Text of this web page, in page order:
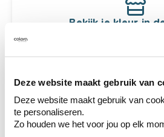
Deze website maakt gebruik van
Deze website maakt gebruik van
te personaliseren.
Zo houden we het voor jou op elk
Bekijk je kleur in
Ontdek er kleurechte
te verfijnen.
Krijg persoonlijk advies
combineren.